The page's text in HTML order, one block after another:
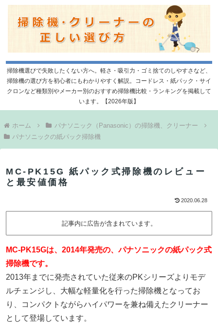
掃除機選びで失敗したくない方へ。軽さ・吸引力・ゴミ捨てのしやすさなど、
掃除機の選び方を初心者にもわかりやすく解説。コードレス・紙パック・サイ
クロンなど種類別やメーカー別のおすすめ掃除機比較・ランキングを掲載して
います。【2026年版】
ホーム
パナソニック（Panasonic）の掃除機、クリーナー
パナソニックの紙パック掃除機
MC-PK15G 紙パック式掃除機のレビュー
と最安値価格
2020.06.28
記事内に広告が含まれています。
MC-PK15Gは、2014年発売の、パナソニックの紙パック式
掃除機です。
2013年までに発売されていた従来のPKシリーズよりモデ
ルチェンジし、大幅な軽量化を行った掃除機となってお
り、コンパクトながらハイパワーを兼ね備えたクリーナー
として登場しています。